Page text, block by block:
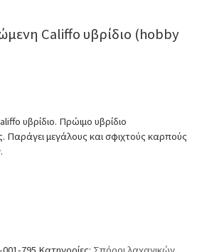
Califfo υβρίδιο (hobby
υβρίδιο. Πρώιμο υβρίδιο
Παράγει μεγάλους και σφιχτούς καρπούς